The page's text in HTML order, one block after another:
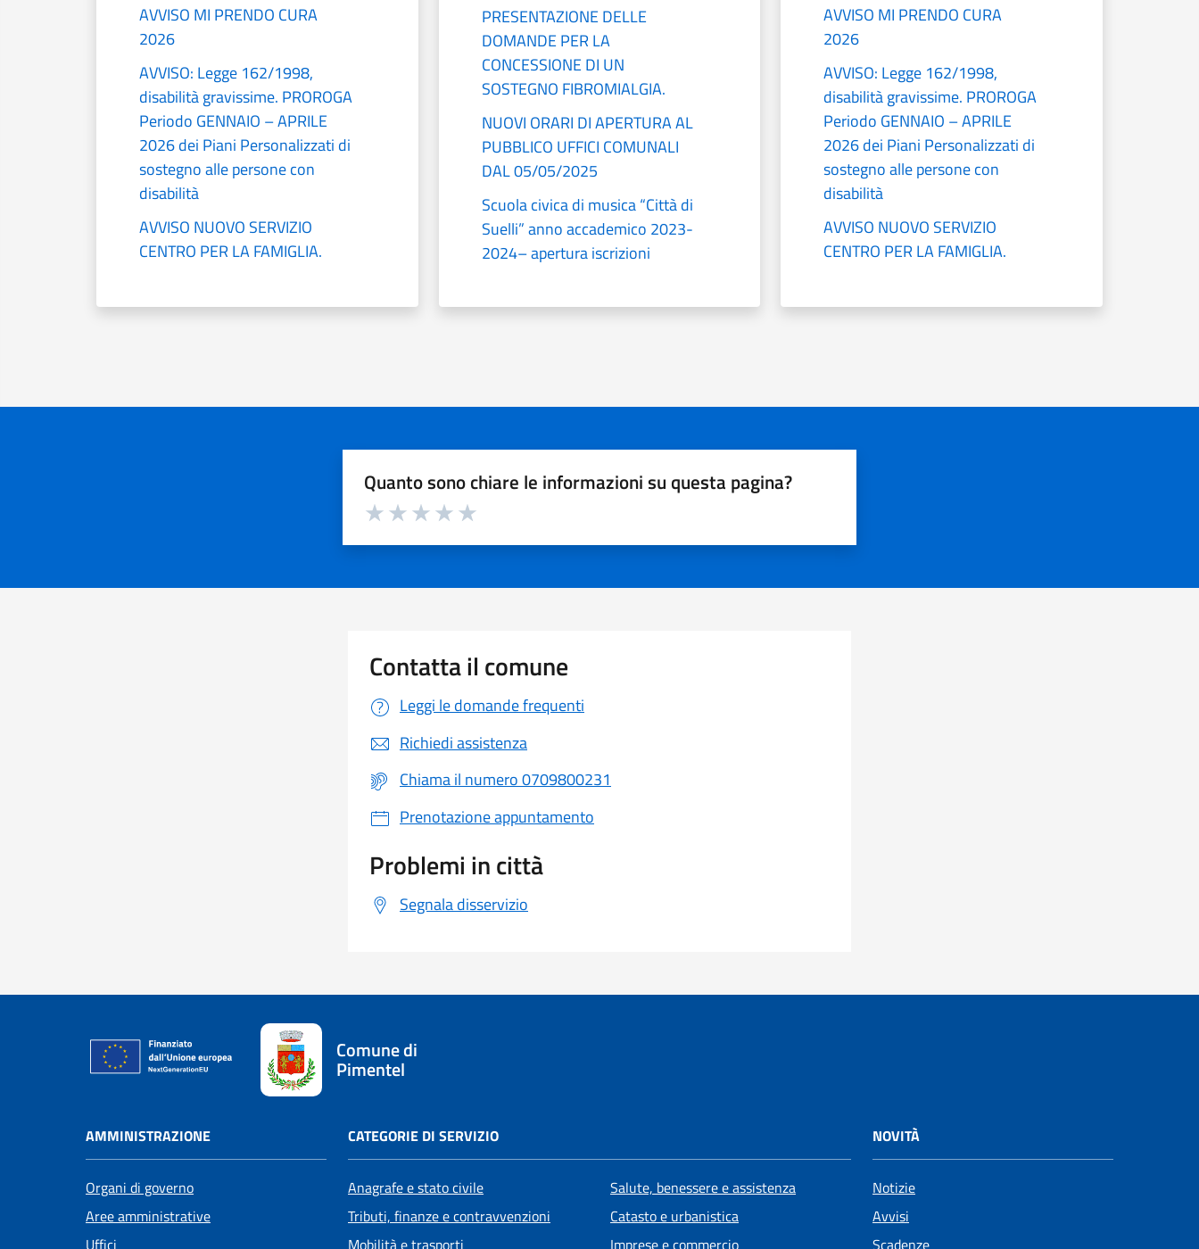
AVVISO MI PRENDO CURA
2026
AVVISO: Legge 162/1998,
disabilità gravissime. PROROGA
Periodo GENNAIO – APRILE
2026 dei Piani Personalizzati di
sostegno alle persone con
disabilità
AVVISO NUOVO SERVIZIO
CENTRO PER LA FAMIGLIA.
PRESENTAZIONE DELLE
DOMANDE PER LA
CONCESSIONE DI UN
SOSTEGNO FIBROMIALGIA.
NUOVI ORARI DI APERTURA AL
PUBBLICO UFFICI COMUNALI
DAL 05/05/2025
Scuola civica di musica “Città di
Suelli” anno accademico 2023-
2024– apertura iscrizioni
AVVISO MI PRENDO CURA
2026
AVVISO: Legge 162/1998,
disabilità gravissime. PROROGA
Periodo GENNAIO – APRILE
2026 dei Piani Personalizzati di
sostegno alle persone con
disabilità
AVVISO NUOVO SERVIZIO
CENTRO PER LA FAMIGLIA.
Quanto sono chiare le informazioni su questa pagina?
Valuta da 1 a 5 stelle la pagina
Contatta il comune
Leggi le domande frequenti
Richiedi assistenza
Chiama il numero 0709800231
Prenotazione appuntamento
Problemi in città
Segnala disservizio
Comune di
Pimentel
AMMINISTRAZIONE
Organi di governo
Aree amministrative
Uffici
CATEGORIE DI SERVIZIO
Anagrafe e stato civile
Tributi, finanze e contravvenzioni
Mobilità e trasporti
Salute, benessere e assistenza
Catasto e urbanistica
Imprese e commercio
NOVITÀ
Notizie
Avvisi
Scadenze